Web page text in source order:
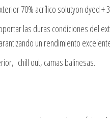
70% acrílico solutyon dyed +
las duras condiciones del
un rendimiento
chill out, camas balinesas.